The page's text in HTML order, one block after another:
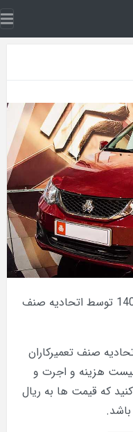
در مهر 1403 توسط اتحادیه صنف
صنف تعمیرکاران
منتشر شده لیست هزینه و اجرت و
که قیمت ها به ریال